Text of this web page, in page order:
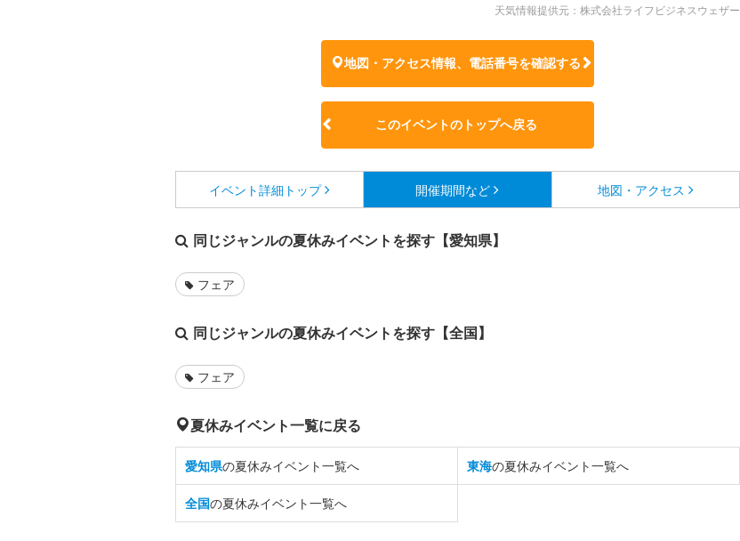
天気情報提供元：株式会社ライフビジネスウェザー
地図・アクセス情報、電話番号を確認する
このイベントのトップへ戻る
イベント詳細 トップ 開催期間など 地図・アクセス
同じジャンルの夏休みイベントを探す【愛知県】
フェア
同じジャンルの夏休みイベントを探す【全国】
フェア
夏休みイベント一覧に戻る
愛知県の夏休みイベント一覧へ 東海の夏休みイベント一覧へ
全国の夏休みイベント一覧へ